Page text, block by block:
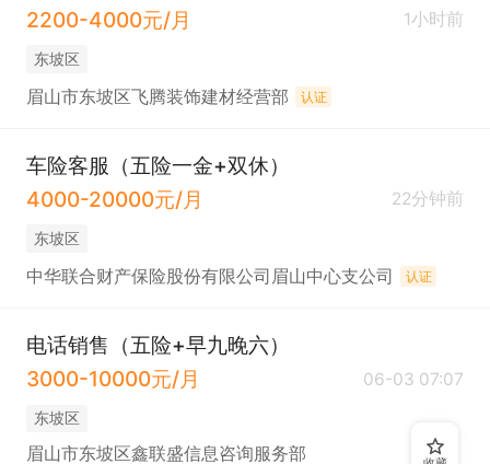
2200-4000元/月
1小时前
东坡区
眉山市东坡区飞腾装饰建材经营部 认证
车险客服（五险一金+双休）
4000-20000元/月
22分钟前
东坡区
中华联合财产保险股份有限公司眉山中心支公司 认证
电话销售（五险+早九晚六）
3000-10000元/月
06-03 07:07
东坡区
眉山市东坡区鑫联盛信息咨询服务部